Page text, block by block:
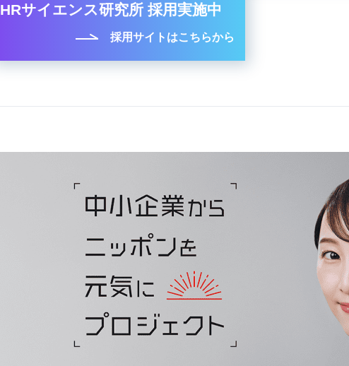
HRサイエンス研究所 採用実施中
採用サイトはこちらから